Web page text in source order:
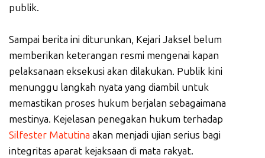
publik.
Sampai berita ini diturunkan, Kejari Jaksel belum
memberikan keterangan resmi mengenai kapan
pelaksanaan eksekusi akan dilakukan. Publik kini
menunggu langkah nyata yang diambil untuk
memastikan proses hukum berjalan sebagaimana
mestinya. Kejelasan penegakan hukum terhadap
Silfester Matutina akan menjadi ujian serius bagi
integritas aparat kejaksaan di mata rakyat.